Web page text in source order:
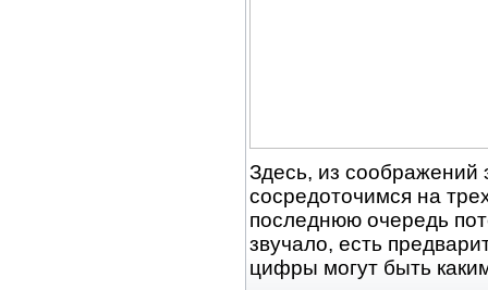
Здесь, из
сосредоточимся на
последнюю очередь
звучало, есть
цифры могут быть